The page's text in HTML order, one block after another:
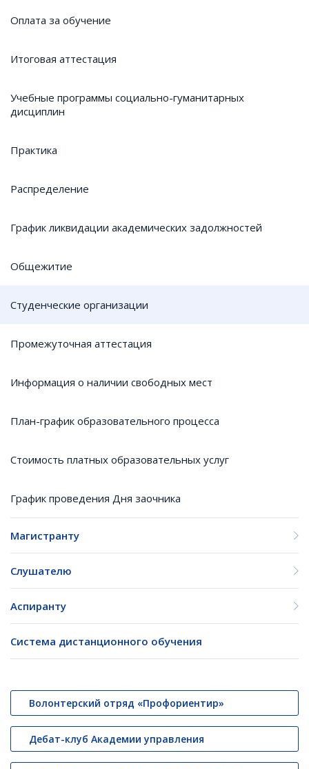
Оплата за обучение
Итоговая аттестация
Учебные программы социально-гуманитарных
дисциплин
Практика
Распределение
График ликвидации академических задолжностей
Общежитие
Студенческие организации
Промежуточная аттестация
Информация о наличии свободных мест
План-график образовательного процесса
Стоимость платных образовательных услуг
График проведения Дня заочника
Магистранту
Слушателю
Аспиранту
Система дистанционного обучения
Волонтерский отряд «Профориентир»
Дебат-клуб Академии управления